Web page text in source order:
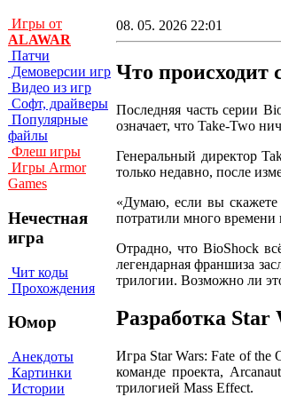
Игры от
ALAWAR
Патчи
Демоверсии игр
Видео из игр
Софт, драйверы
Популярные
файлы
Флеш игры
Игры Armor
Games
Нечестная
игра
Чит коды
Прохождения
Юмор
Анекдоты
Картинки
Истории
08. 05. 2026 22:01
Что происходит
Последняя часть серии
означает, что Take-Two
Генеральный директор
только недавно, после
«Думаю, если вы скажете
потратили много времени
Отрадно, что BioShock
легендарная франшиза
трилогии. Возможно ли
Разработка
Игра Star Wars: Fate of
команде проекта,
трилогией Mass Effect.